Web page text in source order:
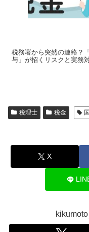
税務署から突然の連絡？
与」が招くリスクと実務
税理士 税金
X